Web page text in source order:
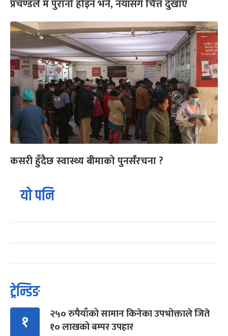
प्रचण्डले म पुरानो होइन भने, नयाँसँग चित्त दुखाए
कसरी हुँदैछ स्वास्थ्य बीमाको पुनर्संरचना ?
यो पनि
ट्रेन्डिङ
१
२५० रुपैयाँको सामान किनेका उपभोक्ताले जिते
१० लाखको बम्पर उपहार